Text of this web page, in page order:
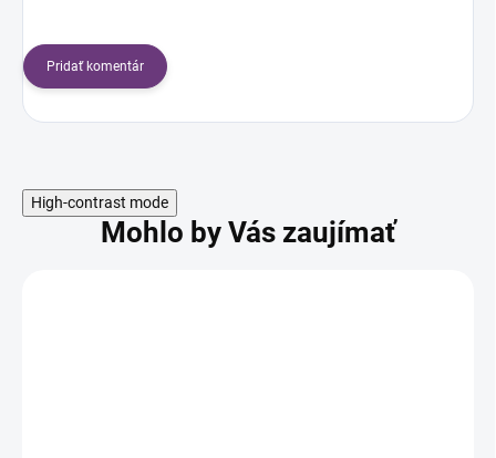
Pridať komentár
High-contrast mode
Mohlo by Vás zaujímať